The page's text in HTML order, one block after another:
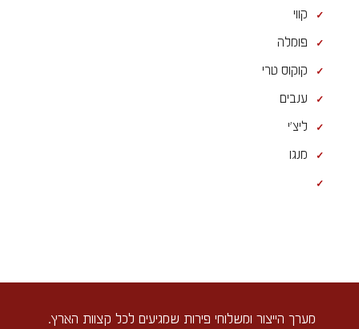
קווי
פומלה
קוקוס טרי
ענבים
ליצ'י
מנגו
מערך הייצור ומשלוחי פירות שמגיעים לכל קצוות הארץ.